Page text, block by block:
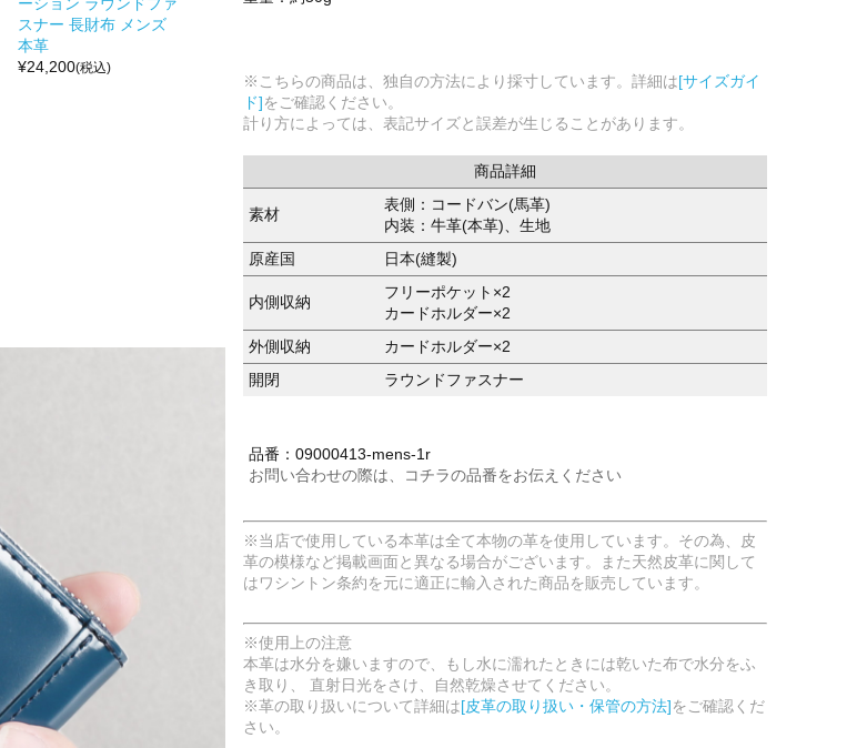
ーション ラウンドファ
スナー 長財布 メンズ
本革
¥24,200(税込)
※こちらの商品は、独自の方法により採寸しています。詳細は[サイズガイ
ド]をご確認ください。
計り方によっては、表記サイズと誤差が生じることがあります。
商品詳細
素材
表側：コードバン(馬革)
内装：牛革(本革)、生地
原産国
日本(縫製)
内側収納
フリーポケット×2
カードホルダー×2
外側収納
カードホルダー×2
開閉
ラウンドファスナー
品番：09000413-mens-1r
お問い合わせの際は、コチラの品番をお伝えください
※当店で使用している本革は全て本物の革を使用しています。その為、皮
革の模様など掲載画面と異なる場合がございます。また天然皮革に関して
はワシントン条約を元に適正に輸入された商品を販売しています。
※使用上の注意
本革は水分を嫌いますので、もし水に濡れたときには乾いた布で水分をふ
き取り、 直射日光をさけ、自然乾燥させてください。
※革の取り扱いについて詳細は[皮革の取り扱い・保管の方法]をご確認くだ
さい。